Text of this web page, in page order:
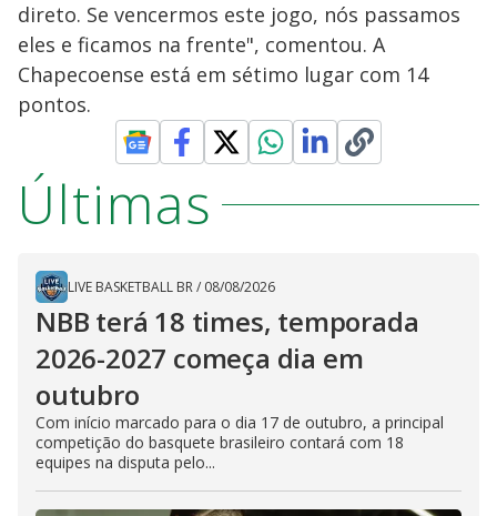
direto. Se vencermos este jogo, nós passamos
eles e ficamos na frente", comentou. A
Chapecoense está em sétimo lugar com 14
pontos.
Últimas
LIVE BASKETBALL BR/ 08/08/2026
NBB terá 18 times, temporada
2026-2027 começa dia em
outubro
Com início marcado para o dia 17 de outubro, a principal
competição do basquete brasileiro contará com 18
equipes na disputa pelo...